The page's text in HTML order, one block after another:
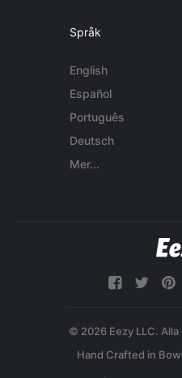
Språk
English
Español
Português
Deutsch
Mer...
© 2026 Eezy LLC.